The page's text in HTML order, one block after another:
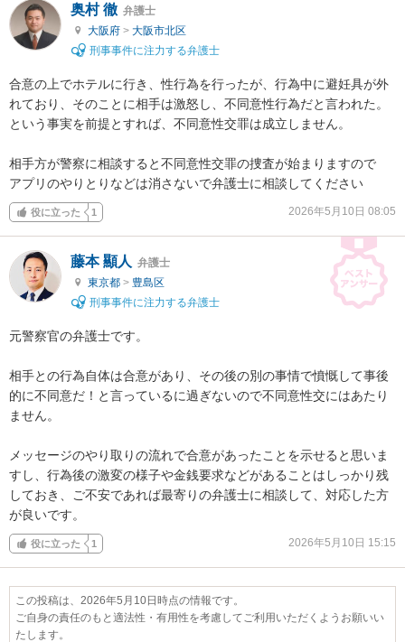
奥村 徹 弁護士
大阪府 > 大阪市北区
刑事事件に注力する弁護士
合意の上でホテルに行き、性行為を行ったが、行為中に避妊具が外
れており、そのことに相手は激怒し、不同意性行為だと言われた。
という事実を前提とすれば、不同意性交罪は成立しません。
相手方が警察に相談すると不同意性交罪の捜査が始まりますので
アプリのやりとりなどは消さないで弁護士に相談してください
役に立った 1 2026年5月10日 08:05
藤本 顯人 弁護士
東京都 > 豊島区
刑事事件に注力する弁護士
元警察官の弁護士です。
相手との行為自体は合意があり、その後の別の事情で憤慨して事後
的に不同意だ！と言っているに過ぎないので不同意性交にはあたり
ません。
メッセージのやり取りの流れで合意があったことを示せると思いま
すし、行為後の激変の様子や金銭要求などがあることはしっかり残
しておき、ご不安であれば最寄りの弁護士に相談して、対応した方
が良いです。
役に立った 1 2026年5月10日 15:15
この投稿は、2026年5月10日時点の情報です。
ご自身の責任のもと適法性・有用性を考慮してご利用いただくようお願いい
たします。